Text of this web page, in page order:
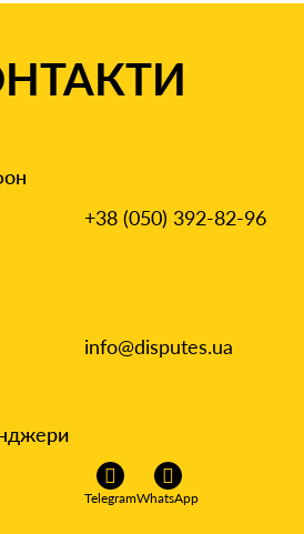
+38 (050) 392-82-96
info@disputes.ua
TelegramWhatsApp